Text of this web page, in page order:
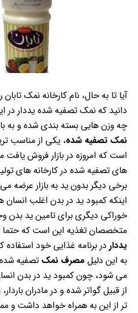
آیا تا به حال، نام کارخانه نمک
دانید که نمک تصفیه شده یددار در
چه وزن هایی بسته بندی شده و به
نمک تصفیه شده، یکی از مناسب
است که امروزه در بازار فروش
های تصفیه شده در کارخانه های
برخی دیگر بدون ید به بازار عرضه
اینکه کمبود ید در بدن اغلب انسان
خوراکی دیگری برای تامین ید بدن
متخصصان تغذیه این است که حتما
یددار در برنامه غذایی خود استفاده
به این دلیل مصرف نمک تصفیه
می شود، چون کمبود ید در بدن
از قبیل گواتر شده و در مادران
تر از این به همراه خواهد داشت و